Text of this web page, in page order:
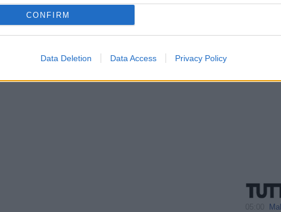
CONFIRM
Data Deletion Data Access Privacy Policy